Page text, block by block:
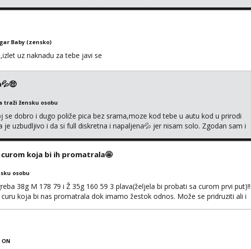
Baby (zensko)
uz naknadu za tebe javi se
traži žensku osobu
se dobro i dugo poliže pica bez srama,moze kod tebe u autu kod u prirodi
je uzbudljivo i da si full diskretna i napaljena💦 jer nisam solo. Zgodan sam i
koja bi ih promatrala🤩
osobu
38g M 178 79 i Ž 35g 160 59 3 plava(željela bi probati sa curom prvi put)!!
koja bi nas promatrala dok imamo žestok odnos. Može se pridruziti ali i
ON